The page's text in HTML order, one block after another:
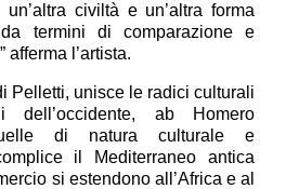
civiltà e un’altra forma
termini di comparazione e
afferma l’artista.
Pelletti, unisce le radici culturali
dell’occidente, ab Homero
di natura culturale e
il Mediterraneo antica
si estendono all’Africa e al